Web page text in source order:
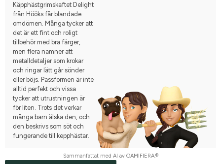
Käpphästgrimskaftet Delight
från Hööks får blandade
omdömen. Många tycker att
det är ett fint och roligt
tillbehör med bra färger,
men flera nämner att
metalldetaljer som krokar
och ringar lätt går sönder
eller böjs. Passformen är inte
alltid perfekt och vissa
tycker att utrustningen är
för liten. Trots det verkar
många barn älska den, och
den beskrivs som söt och
fungerande till kepphästar.
Sammanfattat med AI av GAMIFIERA.®